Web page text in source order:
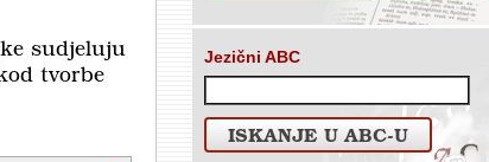
sudjeluju
tvorbe
Jezični ABC
ISKANJE U ABC-U